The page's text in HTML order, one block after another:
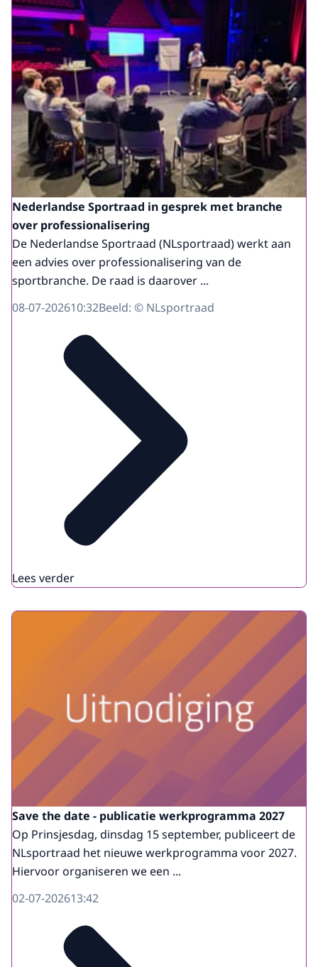
Nederlandse Sportraad in gesprek met branche
over professionalisering
De Nederlandse Sportraad (NLsportraad) werkt aan
een advies over professionalisering van de
sportbranche. De raad is daarover ...
08-07-202610:32Beeld: © NLsportraad
Lees verder
Save the date - publicatie werkprogramma 2027
Op Prinsjesdag, dinsdag 15 september, publiceert de
NLsportraad het nieuwe werkprogramma voor 2027.
Hiervoor organiseren we een ...
02-07-202613:42